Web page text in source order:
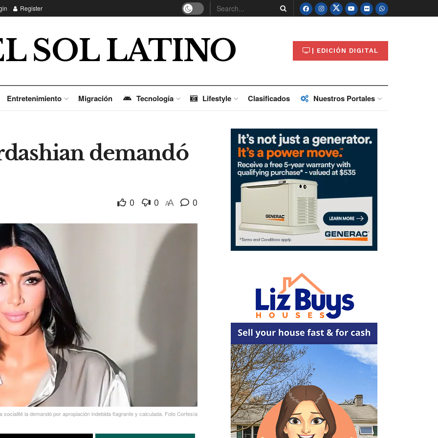
Register
SOL LATINO | EDICIÓN DIGITAL
Entretenimiento Migración Tecnología Lifestyle Clasificados Nuestros Portales
demandó
0 0 AA 0
socialité la demandó por apropiación indebida flagrante y calculada. Foto Cortesía